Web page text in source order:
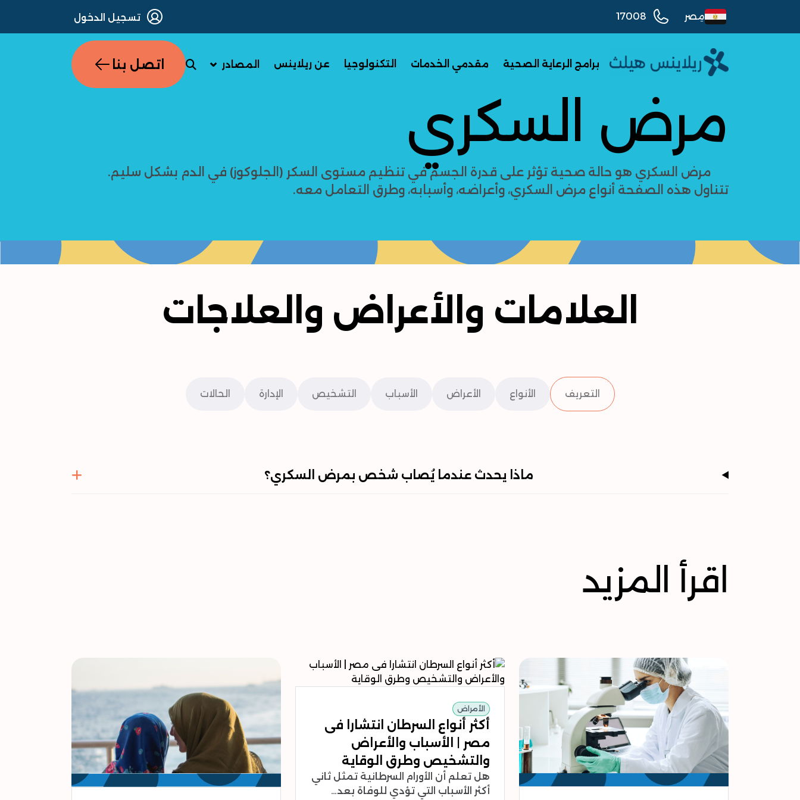
مِصر 17008 تسجيل الدخول
برامج الرعاية الصحية مقدمي الخدمات التكنولوجيا عن ريلاينس المصادر اتصل بنا
مرض السكري
مرض السكري هو حالة صحية تؤثر على قدرة الجسم في تنظيم مستوى السكر (الجلوكوز) في الدم بشكل سليم.
تتناول هذه الصفحة أنواع مرض السكري، وأعراضه، وأسبابه، وطرق التعامل معه.
العلامات والأعراض والعلاجات
التعريف الأنواع الأعراض الأسباب التشخيص الإدارة الحالات
ماذا يحدث عندما يُصاب شخص بمرض السكري؟
اقرأ المزيد
الأمراض
أكثر أنواع السرطان انتشارا فى
مصر | الأسباب والأعراض
والتشخيص وطرق الوقاية
هل تعلم أن الأورام السرطانية تمثل ثاني
أكثر الأسباب التي تؤدي للوفاة بعد…